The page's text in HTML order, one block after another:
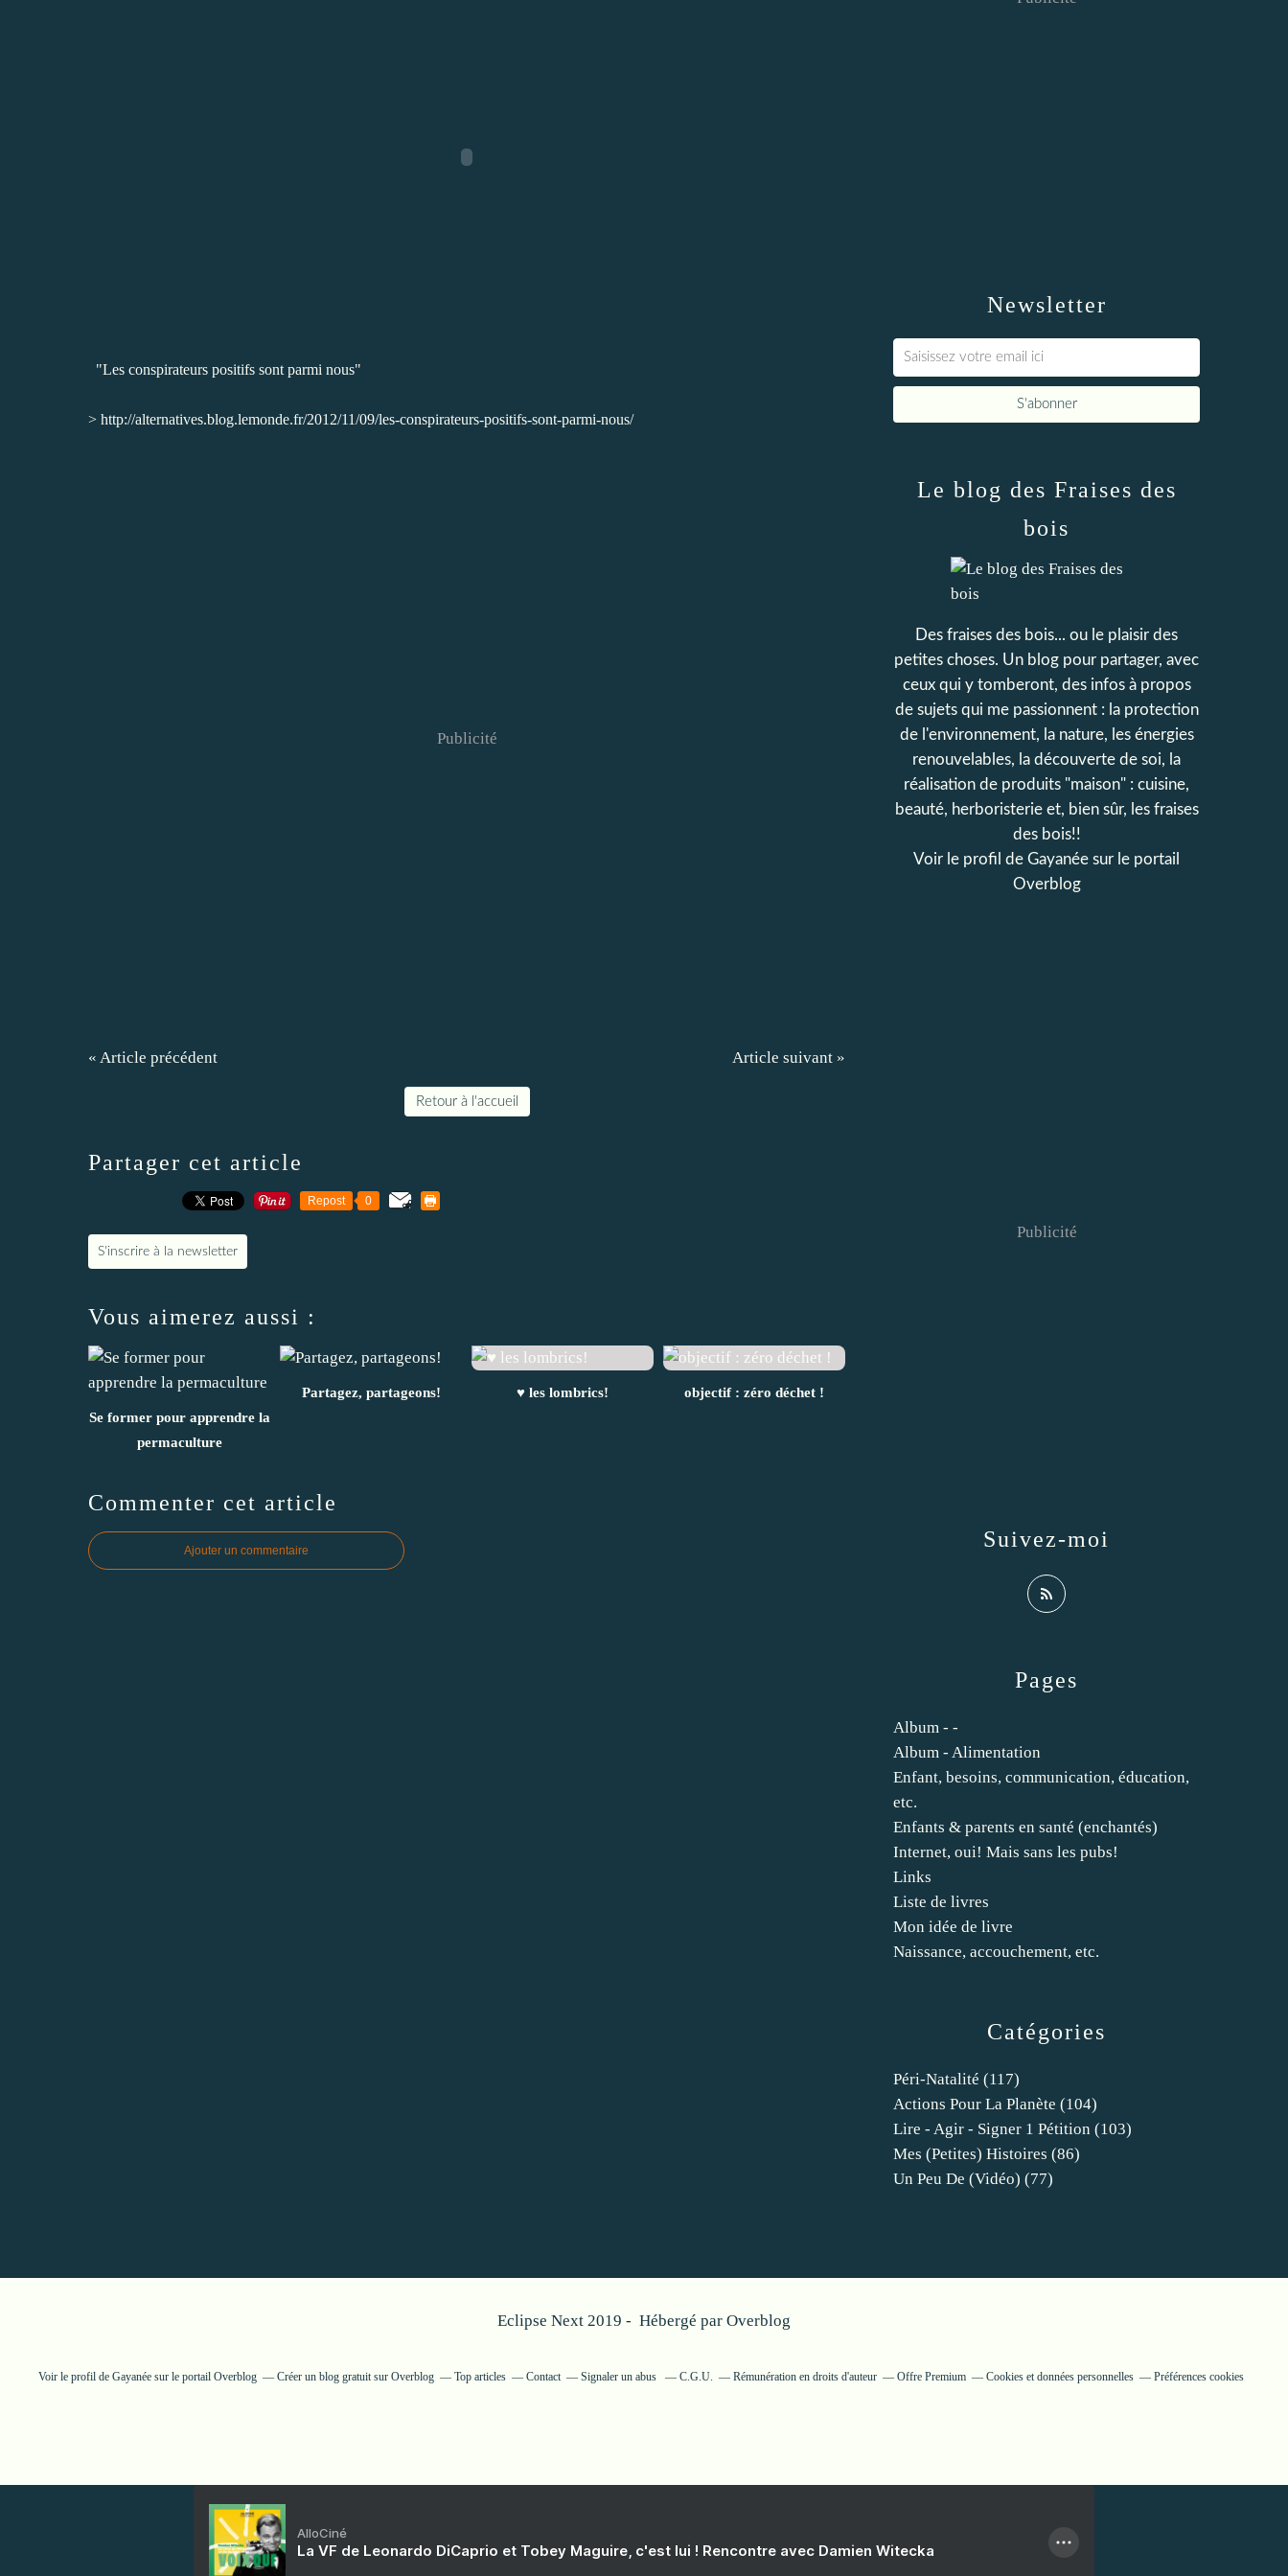
"Les conspirateurs positifs sont parmi nous"
> http://alternatives.blog.lemonde.fr/2012/11/09/les-conspirateurs-positifs-sont-parmi-nous/
Publicité
« Article précédent Article suivant »
Retour à l'accueil
Partager cet article
Repost 0
S'inscrire à la newsletter
Vous aimerez aussi :
Se former pour apprendre la
permaculture
Partagez, partageons! ♥ les lombrics! objectif : zéro déchet !
Commenter cet article
Ajouter un commentaire
Newsletter
Catégories
Péri-Natalité (117)
Actions Pour La Planète (104)
Lire - Agir - Signer 1 Pétition (103)
Mes (petites) Histoires (86)
Un Peu De (vidéo) (77)
Pages
Album - -
Album - Alimentation
Enfant, besoins, communication, éducation,
etc.
Enfants & parents en santé (enchantés)
Internet, oui! Mais sans les pubs!
Links
Liste de livres
Mon idée de livre
Naissance, accouchement, etc.
Le blog des Fraises des
bois
Des fraises des bois... ou le plaisir des
petites choses. Un blog pour partager, avec
ceux qui y tomberont, des infos à propos
de sujets qui me passionnent : la protection
de l'environnement, la nature, les énergies
renouvelables, la découverte de soi, la
réalisation de produits "maison" : cuisine,
beauté, herboristerie et, bien sûr, les fraises
des bois!!
Voir le profil de Gayanée sur le portail
Overblog
Suivez-moi
Publicité
Eclipse Next 2019 - Hébergé par Overblog
Voir le profil de Gayanée sur le portail Overblog Créer un blog gratuit sur Overblog Top articles Contact Signaler un abus C.G.U. Rémunération en droits d'auteur Offre Premium Cookies et données personnelles Préférences cookies
AlloCiné
La VF de Leonardo DiCaprio et Tobey Maguire, c'est lui ! Rencontre avec Damien Witecka